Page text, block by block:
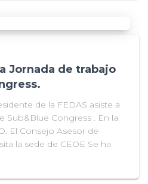
Jornada de trabajo
de la FEDAS asiste a
Sub&Blue Congress . En la
El Consejo Asesor de
la sede de CEOE Se ha